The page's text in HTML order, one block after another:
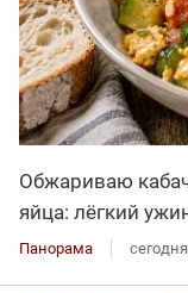
Обжариваю
яйца: лёгкий
Панорама